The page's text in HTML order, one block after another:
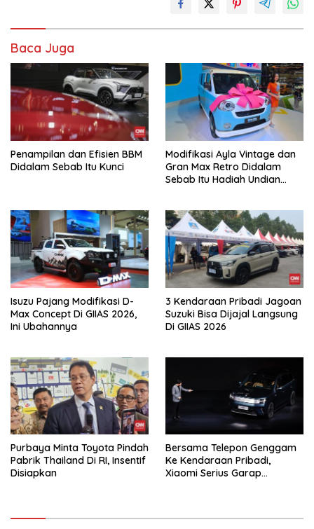
Baca Juga
Penampilan dan Efisien BBM
Didalam Sebab Itu Kunci
Modifikasi Ayla Vintage dan
Gran Max Retro Didalam
Sebab Itu Hadiah Undian
Isuzu Pajang Modifikasi D-
Max Concept Di GIIAS 2026,
Ini Ubahannya
3 Kendaraan Pribadi Jagoan
Suzuki Bisa Dijajal Langsung
Di GIIAS 2026
Purbaya Minta Toyota Pindah
Pabrik Thailand Di RI, Insentif
Disiapkan
Bersama Telepon Genggam
Ke Kendaraan Pribadi,
Xiaomi Serius Garap